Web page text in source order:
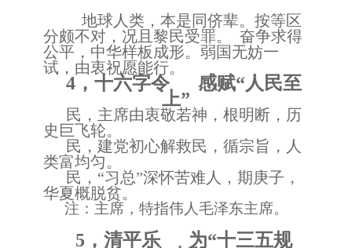
地球人类，本是同侪辈。按等区
分颇不对，况且黎民受罪。
奋争求得
公平，中华样板成形。弱国无妨一
试，由衷祝愿能行。
4 ，十六字令 感赋“人民至
上”
民，主席由衷敬若神，根明断，历
史巨飞轮。
民，建党初心解救民，循宗旨，人
类富均匀。
民， “习总”深怀苦难人，期庚子，
华夏概脱贫。
注：主席，特指伟人毛泽东主席。
5 ，清平乐 为“十三五规